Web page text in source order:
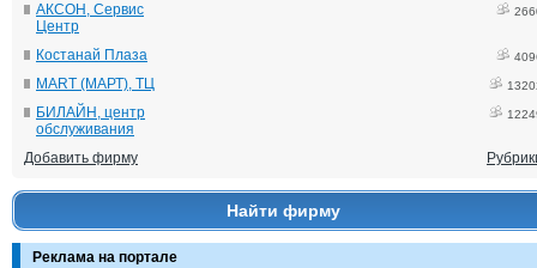
АКСОН, Сервис
Центр
Костанай Плаза
MART (МАРТ), ТЦ
БИЛАЙН, центр
обслуживания
Добавить фирму
Найти фирму
Реклама на портале